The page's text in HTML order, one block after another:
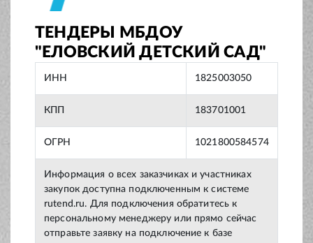
ТЕНДЕРЫ МБДОУ
"ЕЛОВСКИЙ ДЕТСКИЙ САД"
ИНН 1825003050
КПП 183701001
ОГРН 1021800584574
Информация о всех заказчиках и участниках
закупок доступна подключенным к системе
rutend.ru. Для подключения обратитесь к
персональному менеджеру или прямо сейчас
отправьте заявку на подключение к базе